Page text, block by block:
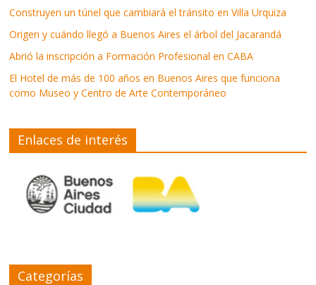
Construyen un túnel que cambiará el tránsito en Villa Urquiza
Origen y cuándo llegó a Buenos Aires el árbol del Jacarandá
Abrió la inscripción a Formación Profesional en CABA
El Hotel de más de 100 años en Buenos Aires que funciona
como Museo y Centro de Arte Contemporáneo
Enlaces de interés
Categorías